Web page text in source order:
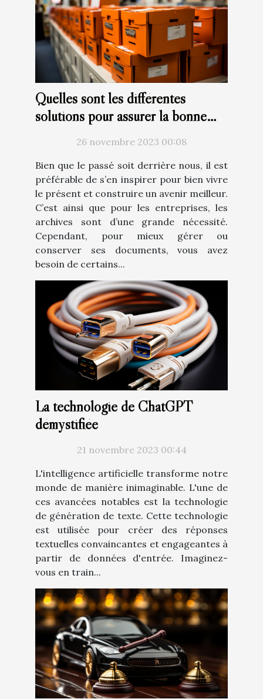
Quelles sont les différentes
solutions pour assurer la bonne
gestion des archives ?
26 novembre 2023 00:08
Bien que le passé soit derrière nous, il est
préférable de s’en inspirer pour bien vivre
le présent et construire un avenir meilleur.
C’est ainsi que pour les entreprises, les
archives sont d’une grande nécessité.
Cependant, pour mieux gérer ou
conserver ses documents, vous avez
besoin de certains...
La technologie de ChatGPT
démystifiée
21 novembre 2023 00:44
L'intelligence artificielle transforme notre
monde de manière inimaginable. L'une de
ces avancées notables est la technologie
de génération de texte. Cette technologie
est utilisée pour créer des réponses
textuelles convaincantes et engageantes à
partir de données d'entrée. Imaginez-
vous en train...